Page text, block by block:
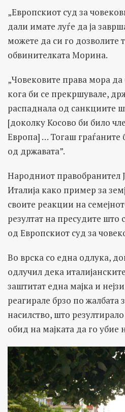
„Европскиот суд за
дали имате луѓе да ја
можете да си го дозволите
обвинителката Морина.
„Човековите права мора
кога би се прекршувале,
распаднала од санкциите
[доколку Косово би било
Европа] … Тогаш граѓаните
од државата”.
Народниот правобранител
Италија како пример за
своите реакции на
резултат на пресудите
од Европскиот суд за
Во врска со една одлука,
одлучил дека
заштитат една мајка и
реагирале брзо по жалбата
насилство, што
обид на мајката да го убие